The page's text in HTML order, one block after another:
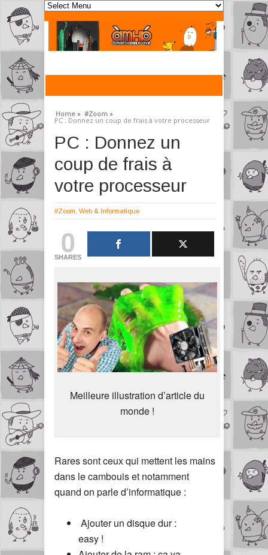
Home » #Zoom »
PC : Donnez un coup de frais à votre processeur
PC : Donnez un
coup de frais à
votre processeur
#Zoom Web & Informatique
0
SHARES
Meilleure illustration d’article du
monde !
Rares sont ceux qui mettent les mains
dans le cambouis et notamment
quand on parle d’informatique :
Ajouter un disque dur :
easy !